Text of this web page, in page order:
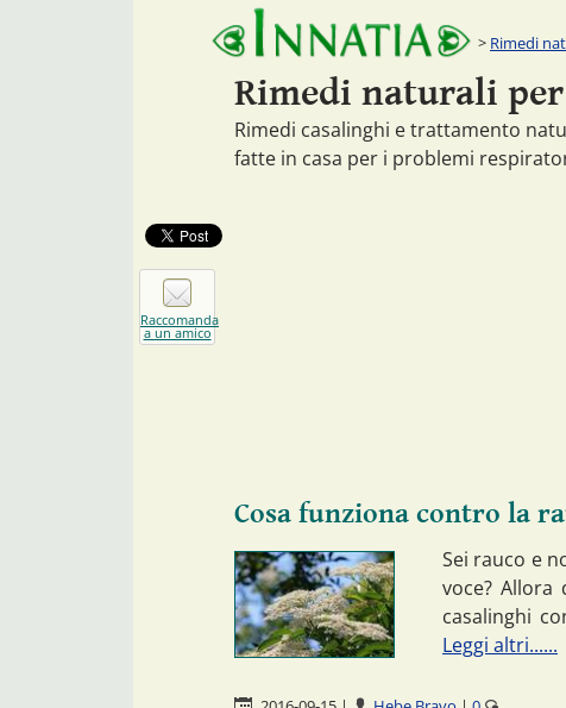
Rimedi
Rimedi naturali
Rimedi casalinghi e trattamento
fatte in casa per i problemi
Cosa funziona contro la
Sei rauco e
voce? Allora
casalinghi
Leggi altri......
Raccomanda
a un amico